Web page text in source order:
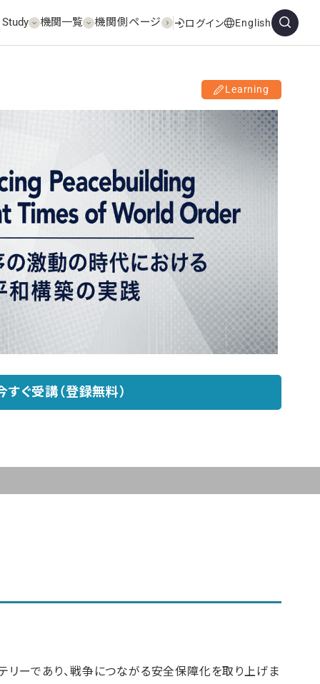
機関一覧 機関側ページ ログイン English
Learning
すぐ受講（登録無料）
ーであり、戦争につながる安全保障化を取り上げま